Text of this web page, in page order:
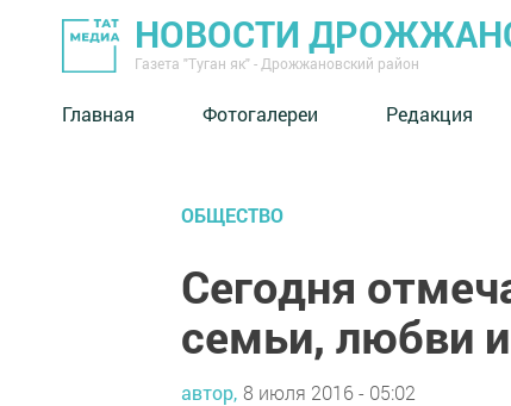
НОВОСТИ
Газета "Туган як" - Дрожжановский район
Главная Фотогалереи Редакция
ОБЩЕСТВО
Сегодня
семьи, любви
автор, 8 июля 2016 - 05:02